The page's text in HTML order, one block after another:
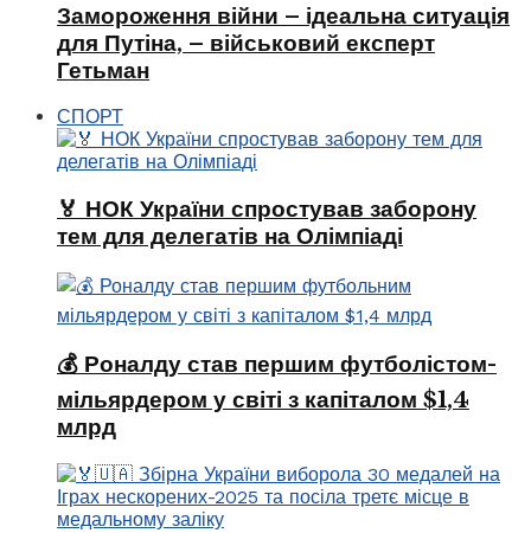
Замороження війни – ідеальна ситуація
для Путіна, – військовий експерт
Гетьман
СПОРТ
🏅 НОК України спростував заборону
тем для делегатів на Олімпіаді
💰 Роналду став першим футболістом-
мільярдером у світі з капіталом $1,4
млрд